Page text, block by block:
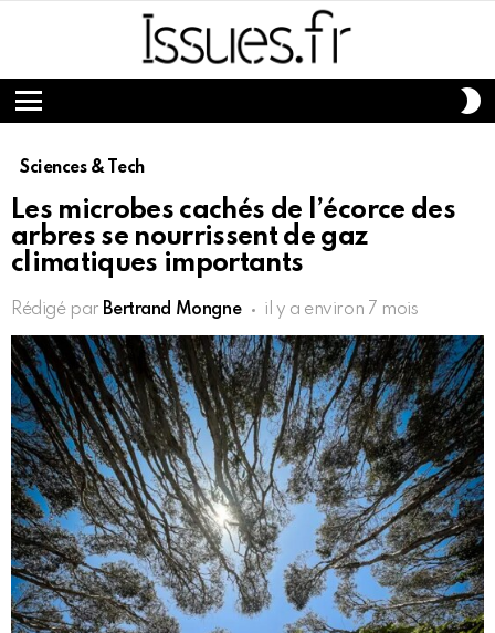
Menu
Sciences & Tech
Les microbes cachés de l’écorce des
arbres se nourrissent de gaz
climatiques importants
Rédigé par Bertrand Mongne il y a environ 7 mois